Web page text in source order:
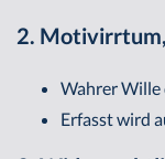
2. Motivirrtum,
Wahrer Wille
Erfasst wird